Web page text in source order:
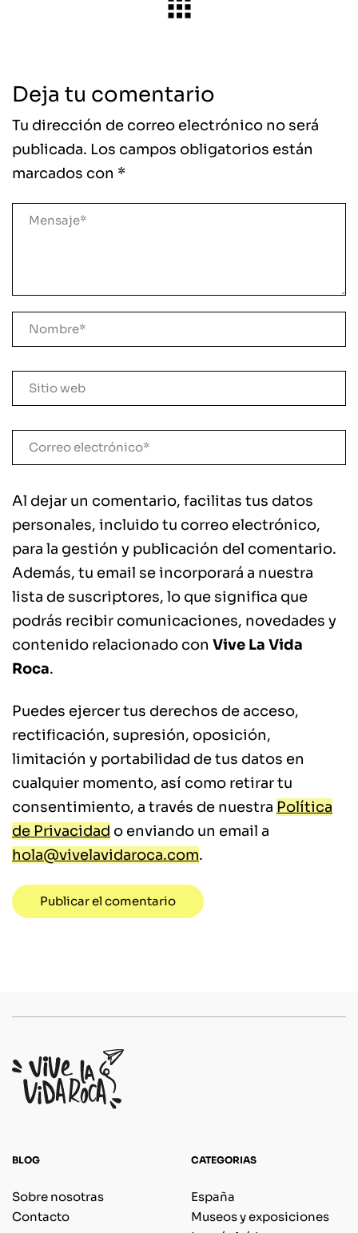
Deja tu comentario
Tu dirección de correo electrónico no será
publicada. Los campos obligatorios están
marcados con *
Al dejar un comentario, facilitas tus datos
personales, incluido tu correo electrónico,
para la gestión y publicación del comentario.
Además, tu email se incorporará a nuestra
lista de suscriptores, lo que significa que
podrás recibir comunicaciones, novedades y
contenido relacionado con Vive La Vida
Roca.
Puedes ejercer tus derechos de acceso,
rectificación, supresión, oposición,
limitación y portabilidad de tus datos en
cualquier momento, así como retirar tu
consentimiento, a través de nuestra Política
de Privacidad o enviando un email a
hola@vivelavidaroca.com.
BLOG
Sobre nosotras
Contacto
CATEGORIAS
España
Museos y exposiciones